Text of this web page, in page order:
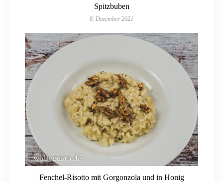
Spitzbuben
8. Dezember 2021
Fenchel-Risotto mit Gorgonzola und in Honig